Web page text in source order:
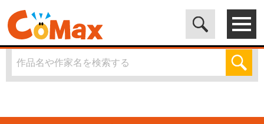
電子書籍マンガ CoMax(コマックス)公式サイト - 株式会社ICE>
「2321211634」の検索結果